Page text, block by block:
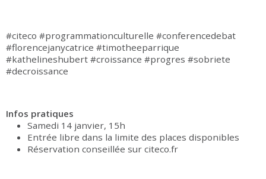
#citeco #programmationculturelle #conferencedebat
#florencejanycatrice #timotheeparrique
#kathelineshubert #croissance #progres #sobriete
#decroissance
Infos pratiques
Samedi 14 janvier, 15h
Entrée libre dans la limite des places disponibles
Réservation conseillée sur citeco.fr